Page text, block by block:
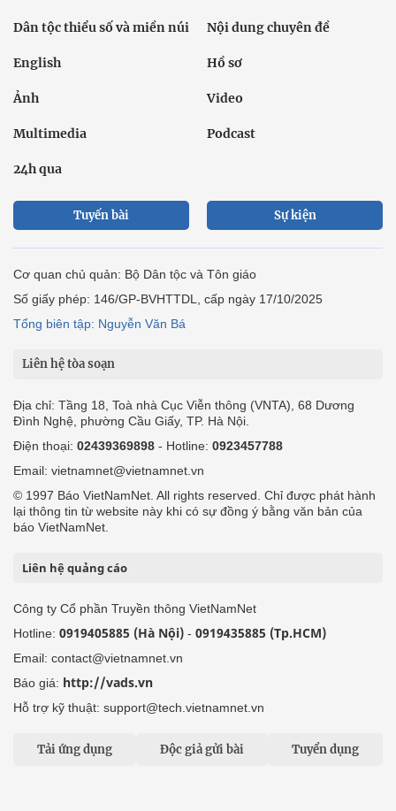
Dân tộc thiểu số và miền núi Nội dung chuyên đề
English Hồ sơ
Ảnh Video
Multimedia Podcast
24h qua
Tuyến bài Sự kiện
Cơ quan chủ quản: Bộ Dân tộc và Tôn giáo
Số giấy phép: 146/GP-BVHTTDL, cấp ngày 17/10/2025
Tổng biên tập: Nguyễn Văn Bá
Liên hệ tòa soạn
Địa chỉ: Tầng 18, Toà nhà Cục Viễn thông (VNTA), 68 Dương
Đình Nghệ, phường Cầu Giấy, TP. Hà Nội.
Điện thoại: 02439369898 - Hotline: 0923457788
Email: vietnamnet@vietnamnet.vn
© 1997 Báo VietNamNet. All rights reserved. Chỉ được phát hành
lại thông tin từ website này khi có sự đồng ý bằng văn bản của
báo VietNamNet.
Liên hệ quảng cáo
Công ty Cổ phần Truyền thông VietNamNet
Hotline: 0919405885 (Hà Nội) - 0919435885 (Tp.HCM)
Email: contact@vietnamnet.vn
Báo giá: http://vads.vn
Hỗ trợ kỹ thuật: support@tech.vietnamnet.vn
Tải ứng dụng Độc giả gửi bài Tuyển dụng